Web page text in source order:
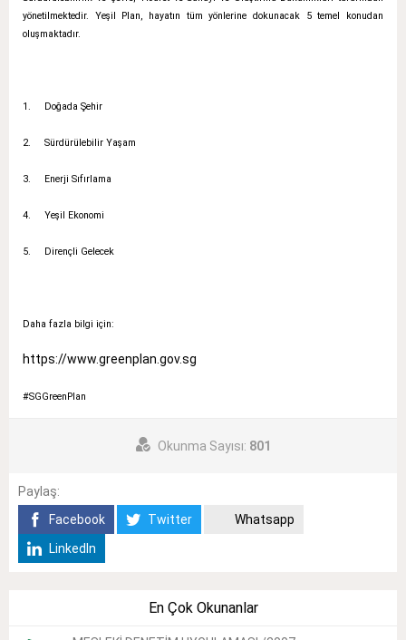
yönetilmektedir. Yeşil Plan, hayatın tüm yönlerine dokunacak 5 temel konudan
oluşmaktadır.
1. Doğada Şehir
2. Sürdürülebilir Yaşam
3. Enerji Sıfırlama
4. Yeşil Ekonomi
5. Dirençli Gelecek
Daha fazla bilgi için:
https://www.greenplan.gov.sg
#SGGreenPlan
Okunma Sayısı: 801
Paylaş:
Facebook
Twitter
Whatsapp
LinkedIn
En Çok Okunanlar